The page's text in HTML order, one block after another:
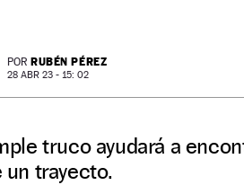
POR RUBÉN PÉREZ
28 ABR 23 - 15: 02
truco ayudará a
un trayecto.